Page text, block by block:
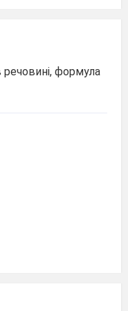
речовині, формула